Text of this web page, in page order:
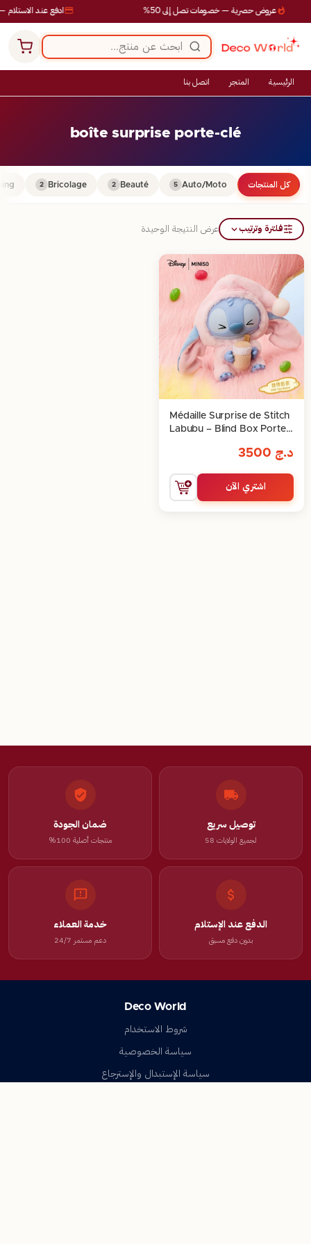
ادفع عند الاستلام عروض حصرية — خصومات تصل إلى 50%
الرئيسية المتجر اتصل بنا
boîte surprise porte-clé
كل المنتجات Auto/Moto
5
Beauté
2
Bricolage
2
فلترة وترتيب عرض النتيجة الوحيدة
Médaille Surprise de Stitch
Labubu – Blind Box Porte-
د.ج
اشتري الآن
توصيل سريع
لجميع الولايات 58
ضمان الجودة
منتجات أصلية 100%
الدفع عند الإستلام
بدون دفع مسبق
خدمة العملاء
دعم مستمر 24/7
Deco World
شروط الاستخدام
سياسة الخصوصية
سياسة الإستبدال والإسترجاع